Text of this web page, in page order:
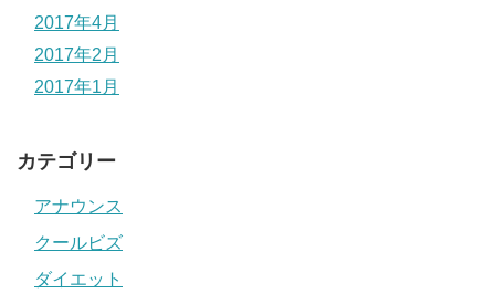
2017年4月
2017年2月
2017年1月
カテゴリー
アナウンス
クールビズ
ダイエット